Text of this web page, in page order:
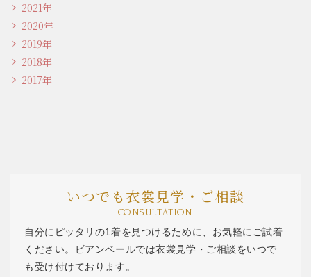
2021年
2020年
2019年
2018年
2017年
いつでも衣裳見学・ご相談
CONSULTATION
自分にピッタリの1着を見つけるために、お気軽にご試着
ください。ビアンベールでは衣裳見学・ご相談をいつで
も受け付けております。